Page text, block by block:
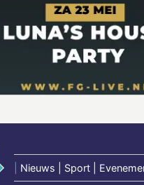
Nieuws | Sport |